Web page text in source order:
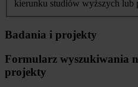
kierunku studiów wyższych lub
Badania i projekty
Formularz wyszukiwania
projekty